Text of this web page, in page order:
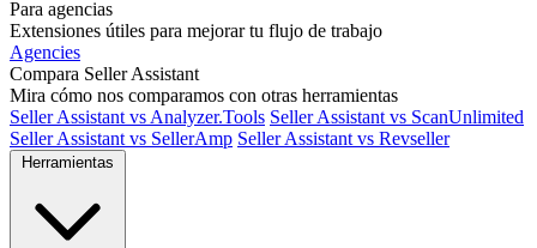
Para agencias
Extensiones útiles para mejorar tu flujo de trabajo
Agencies
Compara Seller Assistant
Mira cómo nos comparamos con otras herramientas
Seller Assistant vs Analyzer.Tools Seller Assistant vs ScanUnlimited
Seller Assistant vs SellerAmp Seller Assistant vs Revseller